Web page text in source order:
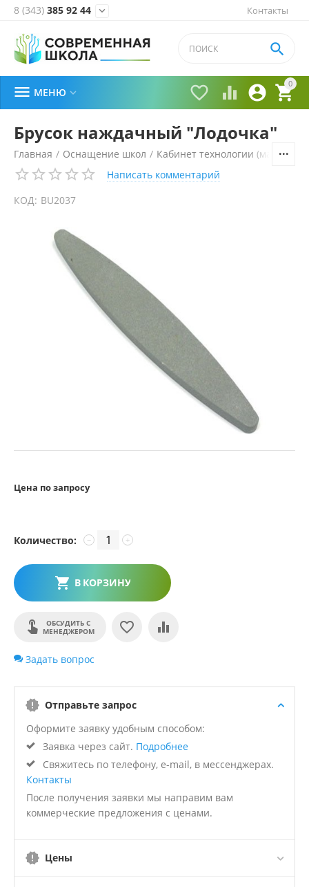
Контакты
8 (343) 385 92 44 
0


 

 МЕНЮ 
Брусок наждачный "Лодочка"
Главная / Оснащение школ / Кабинет технологии (мальчики)
Написать комментарий
КОД: BU2037
Цена по запросу
Количество: +
−
В КОРЗИНУ
ОБСУДИТЬ С
МЕНЕДЖЕРОМ
Задать вопрос
Отправьте запрос
Оформите заявку удобным способом:
Заявка через сайт. Подробнее
Свяжитесь по телефону, e-mail, в мессенджерах.
Контакты
После получения заявки мы направим вам
коммерческие предложения с ценами.
Цены